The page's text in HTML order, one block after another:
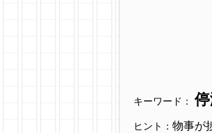
キーワード：
ヒント： 物事が